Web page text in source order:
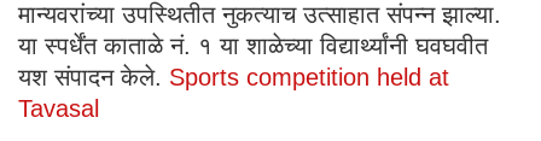
मान्यवरांच्या उपस्थितीत नुकत्याच उत्साहात संपन्न झाल्या.
या स्पर्धेंत काताळे नं. १ या शाळेच्या विद्यार्थ्यांनी घवघवीत
यश संपादन केले. Sports competition held at
Tavasal